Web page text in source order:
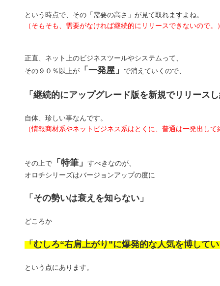
という時点で、その「需要の高さ」が見て取れますよね。
（そもそも、需要がなければ継続的にリリースできないので。
正直、ネット上のビジネスツールやシステムって、
その９０％以上が
「一発屋」 で消えていくので、
「継続的にアップグレード版を新規でリリース
自体、珍しい事なんです。
（情報商材系やネットビジネス系はとくに、普通は一発出して
その上で 「特筆」
すべきなのが、
オロチシリーズはバージョンアップの度に
「その勢いは衰えを知らない」
どころか
「むしろ“右肩上がり”に爆発的な人気を博して
という点にあります。